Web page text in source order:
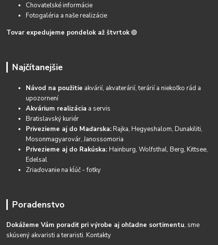
Chovateľské informácie
Fotogaléria a naše realizácie
Tovar expedujeme pondelok až štvrtok 🟢
Najčítanejšie
Návod na použitie akvárií, akvaterárií, terárií a niekoľko rád a
upozornení
Akvárium realizácia a servis
Bratislavský kuriér
Privezieme aj do Maďarska:Rajka, Hegyeshalom, Dunakiliti,
Mosonmagyarovár, Janossomoria
Privezieme aj do Rakúska:Hainburg, Wolfsthal, Berg, Kittsee,
Edelsal
Zriaďovanie na kĺúč - fotky
Poradenstvo
Dokážeme Vám poradiť pri výrobe aj ohľadne sortimentu, sme
skúsený akvaristi a teraristi.Kontakty